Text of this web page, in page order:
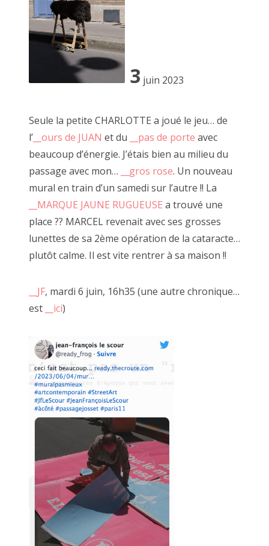
3 juin 2023
Seule la petite CHARLOTTE a joué le jeu… de
l’ __ours de JUAN et du __pas de porte avec
beaucoup d’énergie. J’étais bien au milieu du
passage avec mon…
__gros rose. Un nouveau
mural en train d’un samedi sur l’autre !! La
__MARQUE JAUNE RUGUEUSE a trouvé une
place ?? MARCEL revenait avec ses grosses
lunettes de sa 2ème opération de la cataracte…
plutôt calme. Il est vite rentrer à sa maison !!
__JF, mardi 6 juin, 16h35 (une autre chronique…
est
__ici)
"Pédale Pédale", décembre 2018
Première rencontre avec le OU PAS. Nous avions imaginé
cela comme un événement ou viennent se succéder de
instant mais là n'est pas le crédo d'à côté.
DEHORS.
Je suis revenu avec un micro pour demander aux Autres
__Est-ce que la voi(e)x est libre ?
Puis avec d'autres photos sur des cartons en pleine rue. Des
textes à lire à voix haute.
Nous avons eu l'honneur avec Alexandre de faire un mur 4x3
J'ai ensuite réitéré l'opération en affichant "libre" une lecture
en plein air d'un carnet de voyage écrit sur la route.
Lors d'une autre exposition immersive, digitale et
collaborative j'ai créé une caméra en carton interactive en
réponse à la loi sécurité globale.